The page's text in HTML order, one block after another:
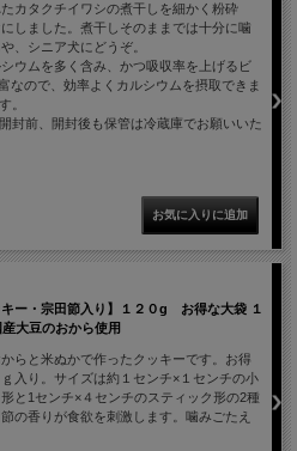
カタクチイワシの煮干しを細かく粉砕
にしました。煮干しそのままでは十分に噛
、シニア犬にどうぞ。
ウムを多く含み、かつ吸収率を上げるビ
なので、効率よくカルシウムを摂取できま
。
封前、開封後も保管は冷蔵庫でお願いいた
キー・宗田節入り】１２０g お得な大袋 １
大豆のおから使用
らと米ぬかで作ったクッキーです。お得
入り。サイズは約１センチ×１センチの小
と1センチ×４センチのスティック形の2種
の香りが食欲を刺激します。噛みごたえ